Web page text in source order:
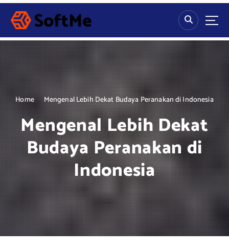
S
p
Home Mengenal Lebih Dekat Budaya Peranakan di Indonesia
Mengenal Lebih Dekat
Budaya Peranakan di
Indonesia